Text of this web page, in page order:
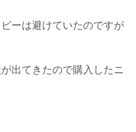
ーは避けていたのですが
出てきたので購入したニ